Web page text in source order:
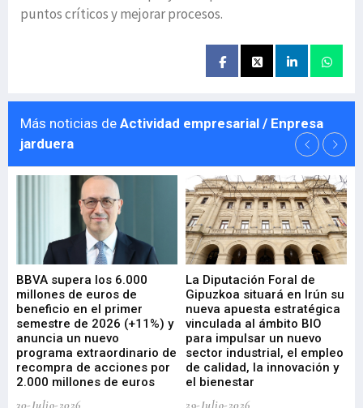
puntos críticos y mejorar procesos.
Más noticias de Actividad empresarial / Enpresa
jarduera
BBVA supera los 6.000
millones de euros de
beneficio en el primer
semestre de 2026 (+11%) y
anuncia un nuevo
programa extraordinario de
recompra de acciones por
2.000 millones de euros
30-Julio-2026
La Diputación Foral de
Gipuzkoa situará en Irún su
nueva apuesta estratégica
vinculada al ámbito BIO
para impulsar un nuevo
sector industrial, el empleo
de calidad, la innovación y
el bienestar
29-Julio-2026